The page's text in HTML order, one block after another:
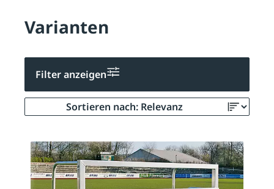
Varianten
Filter anzeigen